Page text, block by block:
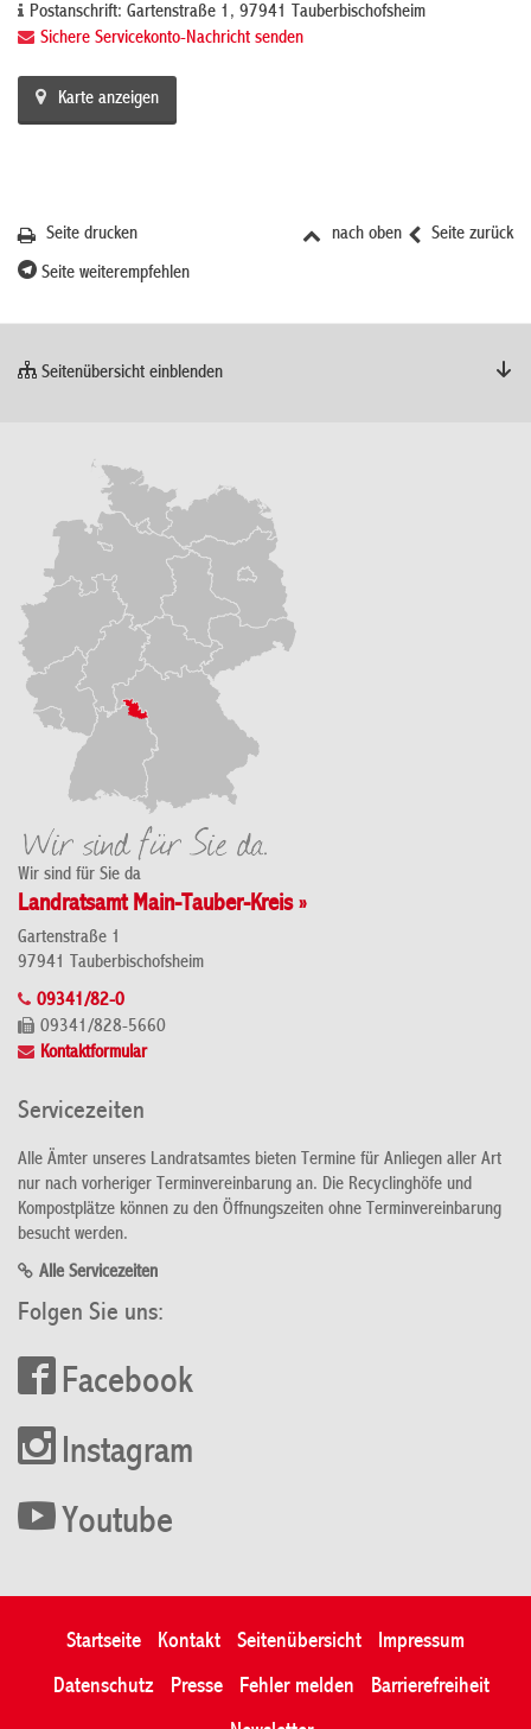
Postanschrift: Gartenstraße 1, 97941 Tauberbischofsheim
Sichere Servicekonto-Nachricht senden
Karte anzeigen
Seite zurück
nach oben
Seite drucken
Seite weiterempfehlen
Seitenübersicht einblenden
Wir sind für Sie da
Landratsamt Main-Tauber-Kreis »
Gartenstraße 1
97941 Tauberbischofsheim
09341/82-0
09341/828-5660
Kontaktformular
Servicezeiten
Alle Ämter unseres Landratsamtes bieten Termine für Anliegen aller Art
nur nach vorheriger Terminvereinbarung an. Die Recyclinghöfe und
Kompostplätze können zu den Öffnungszeiten ohne Terminvereinbarung
besucht werden.
Alle Servicezeiten
Folgen Sie uns:
Facebook
Instagram
Youtube
Startseite Kontakt Seitenübersicht
Impressum
Datenschutz
Presse Fehler melden
Barrierefreiheit